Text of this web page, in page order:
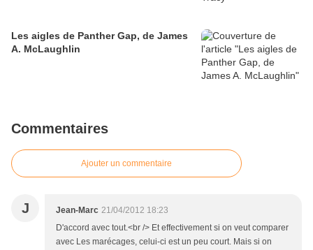
Les aigles de Panther Gap, de James
A. McLaughlin
Commentaires
Ajouter un commentaire
J Jean-Marc 21/04/2012 18:23
D'accord avec tout.<br /> Et effectivement si on veut comparer
avec Les marécages, celui-ci est un peu court. Mais si on